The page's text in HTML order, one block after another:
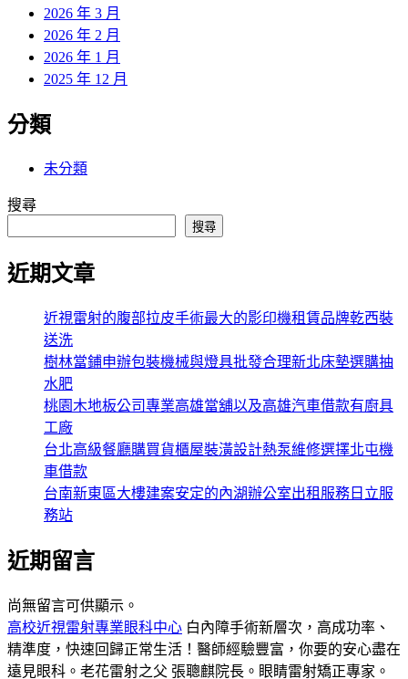
2026 年 3 月
2026 年 2 月
2026 年 1 月
2025 年 12 月
分類
未分類
搜尋
搜尋
近期文章
近視雷射的腹部拉皮手術最大的影印機租賃品牌乾西裝
送洗
樹林當鋪申辦包裝機械與燈具批發合理新北床墊選購抽
水肥
桃園木地板公司專業高雄當舖以及高雄汽車借款有廚具
工廠
台北高級餐廳購買貨櫃屋裝潢設計熱泵維修選擇北屯機
車借款
台南新東區大樓建案安定的內湖辦公室出租服務日立服
務站
近期留言
尚無留言可供顯示。
高校近視雷射專業眼科中心 白內障手術新層次，高成功率、
精準度，快速回歸正常生活！醫師經驗豐富，你要的安心盡在
遠見眼科。老花雷射之父 張聰麒院長。眼睛雷射矯正專家。